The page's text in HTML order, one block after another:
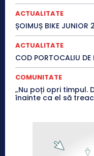
ACTUALITATE
ȘOIMUȘ BIKE JUNIOR
ACTUALITATE
COD PORTOCALIU DE
COMUNITATE
„Nu poți opri timpul.
înainte ca el să